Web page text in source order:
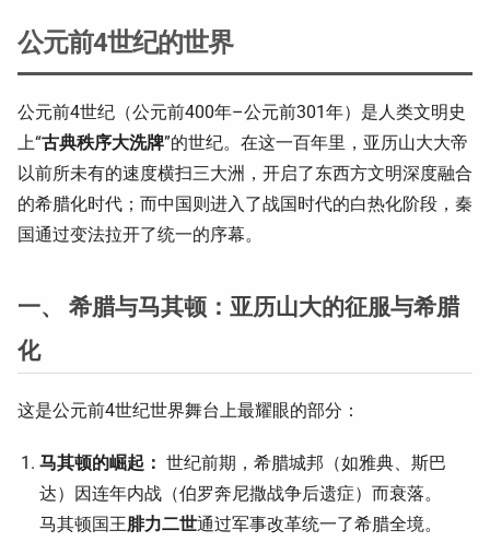
公元前4世纪的世界
公元前4世纪（公元前400年–公元前301年）是人类文明史
上“古典秩序大洗牌”的世纪。在这一百年里，亚历山大大帝
以前所未有的速度横扫三大洲，开启了东西方文明深度融合
的希腊化时代；而中国则进入了战国时代的白热化阶段，秦
国通过变法拉开了统一的序幕。
一、 希腊与马其顿：亚历山大的征服与希腊
化
这是公元前4世纪世界舞台上最耀眼的部分：
马其顿的崛起： 世纪前期，希腊城邦（如雅典、斯巴
达）因连年内战（伯罗奔尼撒战争后遗症）而衰落。
马其顿国王腓力二世通过军事改革统一了希腊全境。